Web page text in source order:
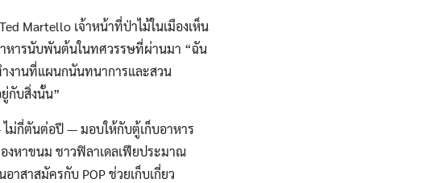
Martello เจ้าหน้าที่ป่าไม้ในเมืองเห็น
าหารนับพันต้นในทศวรรษที่ผ่านมา “ฉัน
งานที่แผนกนันทนาการและสวน
กับสิ่งนั้น”
ไม่กี่ตันต่อปี — มอบให้กับตู้เก็บอาหาร
งหาขนม ชาวฟิลาเดลเฟียประมาณ
าสาสมัครกับ POP ช่วยเก็บเกี่ยว